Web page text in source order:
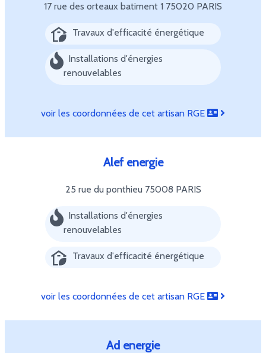
17 rue des orteaux batiment 1 75020 PARIS
Travaux d'efficacité énergétique
Installations d'énergies
renouvelables
voir les coordonnées de cet artisan RGE
Alef energie
25 rue du ponthieu 75008 PARIS
Installations d'énergies
renouvelables
Travaux d'efficacité énergétique
voir les coordonnées de cet artisan RGE
Ad energie